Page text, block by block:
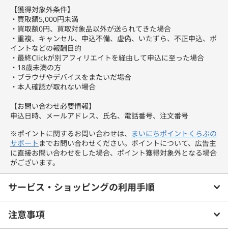
【獲得対象外条件】
・買取額5,000円未満
・買取額0円、買取対象品以外が送られてきた場合
・重複、キャンセル、申込不備、虚偽、いたずら、不正申込、ポ
イントなどの報酬目的
・最終Clickが別アフィリエイトを経由して申込に至った場合
・18歳未満の方
・ブラウザやデバイスをまたいだ場合
・本人確認が取れない場合
【お問い合わせ必要情報】
申込日時、メールアドレス、氏名、電話番号、注文番号
※ポイントに関するお問い合わせは、
まいにちポイントくらぶの
サポート までお問い合わせください。ポイントについて、広告主
に直接お問い合わせをした場合、ポイント獲得対象外となる場合
がございます。
サービス・ショッピングの利用手順
注意事項